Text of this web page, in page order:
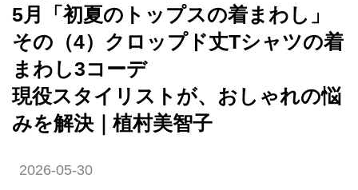
5月「初夏のトップスの着まわし」
その（4）クロップド丈Tシャツの着
まわし3コーデ
現役スタイリストが、おしゃれの悩
みを解決｜植村美智子
2026-05-30